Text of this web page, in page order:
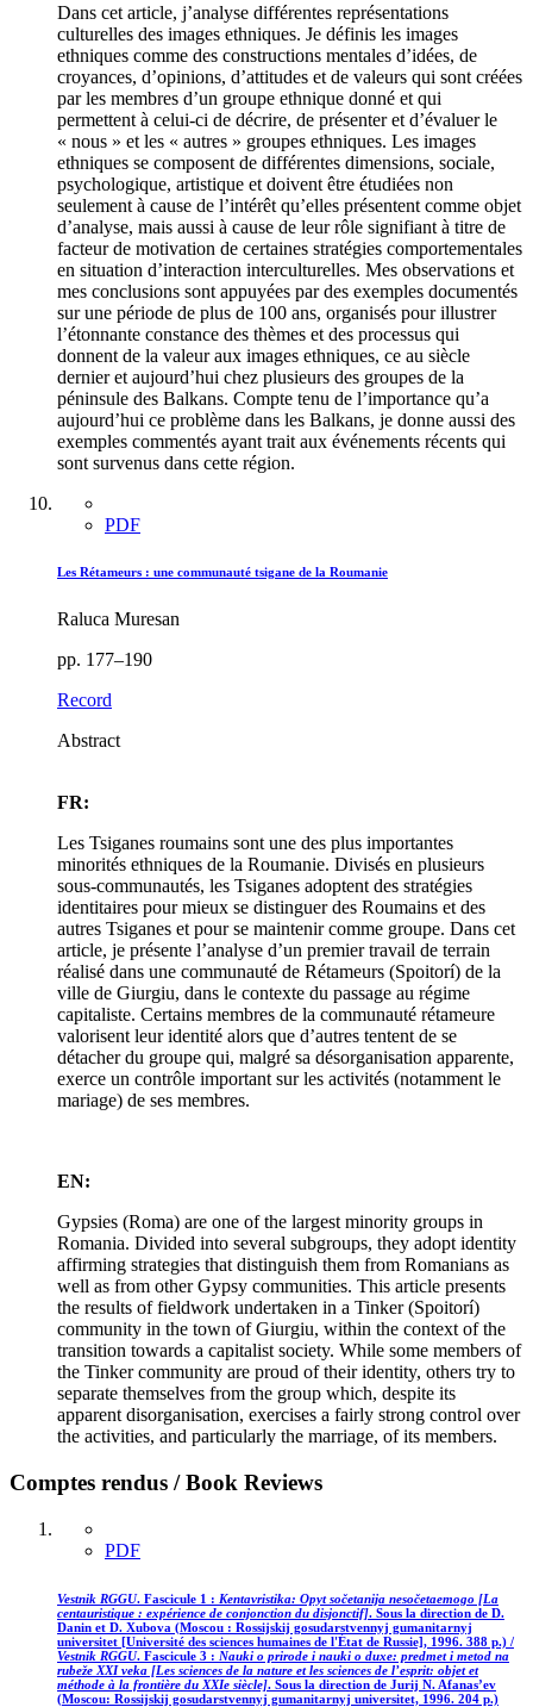
Dans cet article, j’analyse différentes représentations
culturelles des images ethniques. Je définis les images
ethniques comme des constructions mentales d’idées, de
croyances, d’opinions, d’attitudes et de valeurs qui sont créées
par les membres d’un groupe ethnique donné et qui
permettent à celui-ci de décrire, de présenter et d’évaluer le
« nous » et les « autres » groupes ethniques. Les images
ethniques se composent de différentes dimensions, sociale,
psychologique, artistique et doivent être étudiées non
seulement à cause de l’intérêt qu’elles présentent comme objet
d’analyse, mais aussi à cause de leur rôle signifiant à titre de
facteur de motivation de certaines stratégies comportementales
en situation d’interaction interculturelles. Mes observations et
mes conclusions sont appuyées par des exemples documentés
sur une période de plus de 100 ans, organisés pour illustrer
l’étonnante constance des thèmes et des processus qui
donnent de la valeur aux images ethniques, ce au siècle
dernier et aujourd’hui chez plusieurs des groupes de la
péninsule des Balkans. Compte tenu de l’importance qu’a
aujourd’hui ce problème dans les Balkans, je donne aussi des
exemples commentés ayant trait aux événements récents qui
sont survenus dans cette région.
PDF
Les Rétameurs : une communauté tsigane de la Roumanie
Raluca Muresan
pp. 177–190
Record
Abstract
FR:
Les Tsiganes roumains sont une des plus importantes
minorités ethniques de la Roumanie. Divisés en plusieurs
sous-communautés, les Tsiganes adoptent des stratégies
identitaires pour mieux se distinguer des Roumains et des
autres Tsiganes et pour se maintenir comme groupe. Dans cet
article, je présente l’analyse d’un premier travail de terrain
réalisé dans une communauté de Rétameurs (Spoitorí) de la
ville de Giurgiu, dans le contexte du passage au régime
capitaliste. Certains membres de la communauté rétameure
valorisent leur identité alors que d’autres tentent de se
détacher du groupe qui, malgré sa désorganisation apparente,
exerce un contrôle important sur les activités (notamment le
mariage) de ses membres.
EN:
Gypsies (Roma) are one of the largest minority groups in
Romania. Divided into several subgroups, they adopt identity
affirming strategies that distinguish them from Romanians as
well as from other Gypsy communities. This article presents
the results of fieldwork undertaken in a Tinker (Spoitorí)
community in the town of Giurgiu, within the context of the
transition towards a capitalist society. While some members of
the Tinker community are proud of their identity, others try to
separate themselves from the group which, despite its
apparent disorganisation, exercises a fairly strong control over
the activities, and particularly the marriage, of its members.
Comptes rendus / Book Reviews
PDF
Vestnik RGGU. Fascicule 1 : Kentavristika: Opyt sočetanija nesočetaemogo [La
centauristique : expérience de conjonction du disjonctif]. Sous la direction de D.
Danin et D. Xubova (Moscou : Rossijskij gosudarstvennyj gumanitarnyj
universitet [Université des sciences humaines de l'État de Russie], 1996. 388 p.) /
Vestnik RGGU. Fascicule 3 : Nauki o prirode i nauki o duxe: predmet i metod na
rubeže XXI veka [Les sciences de la nature et les sciences de l’esprit: objet et
méthode à la frontière du XXIe siècle]. Sous la direction de Jurij N. Afanas’ev
(Moscou: Rossijskij gosudarstvennyj gumanitarnyj universitet, 1996. 204 p.)